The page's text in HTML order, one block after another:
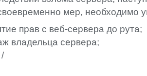
мер, необходимо
прав с веб-сервера до рута;
владельца сервера;